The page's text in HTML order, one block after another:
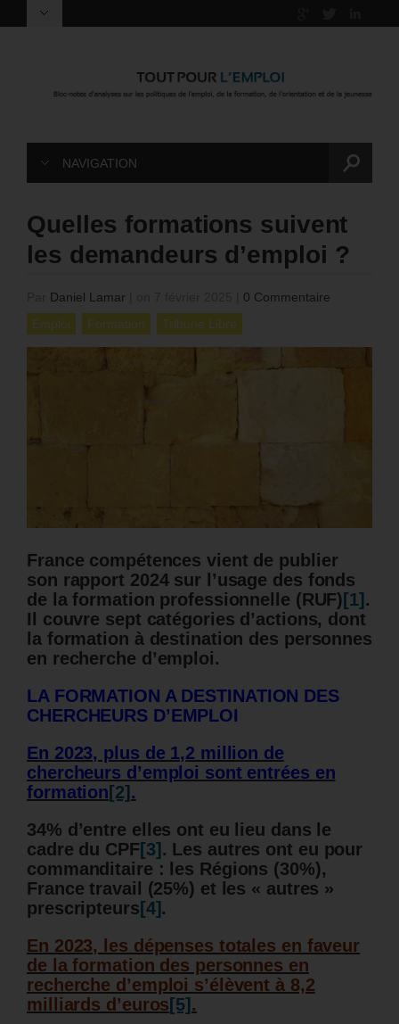
NAVIGATION
Quelles formations suivent
les demandeurs d’emploi ?
Daniel Lamar
0 Commentaire
Emploi
Formation Tribune Libre
France compétences vient de publier
son rapport 2024 sur l’usage des fonds
de la formation professionnelle (RUF) [1] .
Il couvre sept catégories d’actions, dont
la formation à destination des personnes
en recherche d’emploi.
LA FORMATION A DESTINATION DES
CHERCHEURS D’EMPLOI
En 2023, plus de 1,2 million de
chercheurs d’emploi sont entrées en
formation [2] .
34% d’entre elles ont eu lieu dans le
cadre du CPF [3] . Les autres ont eu pour
commanditaire : les Régions (30%),
France travail (25%) et les « autres »
prescripteurs [4].
En 2023, les dépenses totales en faveur
de la formation des personnes en
recherche d’emploi s’élèvent à 8,2
milliards d’euros [5] .